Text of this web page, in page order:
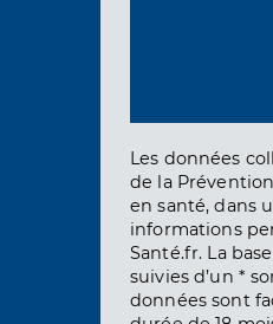
Les données
de la
en santé, dans
informations
Santé.fr. La
suivies d’un *
données sont